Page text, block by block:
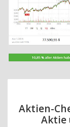
Aktien-
Aktie